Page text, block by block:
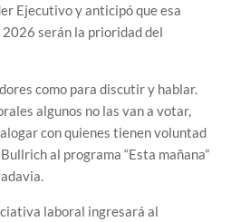
Ejecutivo y anticipó que esa
serán la prioridad del
como para discutir y hablar.
algunos no las van a votar,
con quienes tienen voluntad
al programa “Esta mañana”
laboral ingresará al